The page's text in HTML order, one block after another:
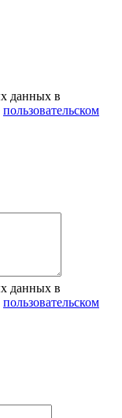
данных в
пользовательском
данных в
пользовательском